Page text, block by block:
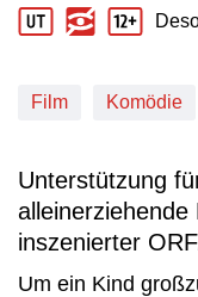
Jugendschutz
Film Komödie
Unterstützung
inszenierter
Um ein Kind